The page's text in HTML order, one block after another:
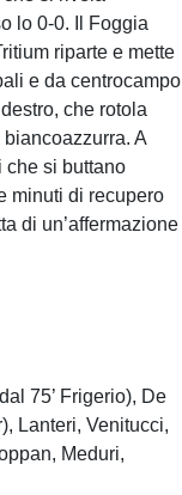
lo 0-0. Il Foggia
riparte e mette
e da centrocampo
che rotola
A
che si buttano
minuti di recupero
di un’affermazione
75’ Frigerio), De
Lanteri, Venitucci,
Meduri,